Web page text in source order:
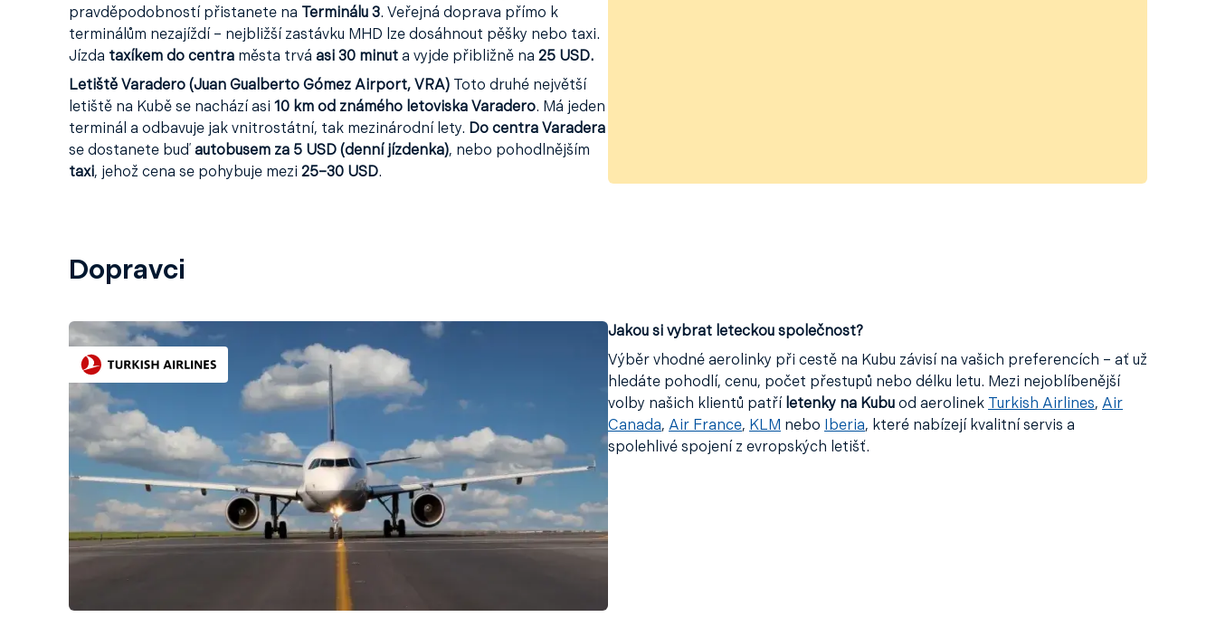
pravděpodobností přistanete na
Terminálu 3. Veřejná doprava přímo k
terminálům nezajíždí – nejbližší zastávku MHD lze dosáhnout pěšky nebo taxi.
Jízda taxíkem do centra města trvá asi 30 minut a vyjde přibližně na 25 USD.
Letiště Varadero (Juan Gualberto Gómez Airport, VRA) Toto druhé největší
letiště na Kubě se nachází asi 10 km od známého letoviska Varadero. Má jeden
terminál a odbavuje jak vnitrostátní, tak mezinárodní lety. Do centra Varadera
se dostanete buď autobusem za 5 USD (denní jízdenka), nebo pohodlnějším
taxi, jehož cena se pohybuje mezi 25–30 USD.
Dopravci
Jakou si vybrat leteckou společnost?
Výběr vhodné aerolinky při cestě na Kubu závisí na vašich preferencích – ať už
hledáte pohodlí, cenu, počet přestupů nebo délku letu. Mezi nejoblíbenější
volby našich klientů patří letenky na Kubu od aerolinek Turkish Airlines, Air
Canada, Air France, KLM nebo Iberia, které nabízejí kvalitní servis a
spolehlivé spojení z evropských letišť.